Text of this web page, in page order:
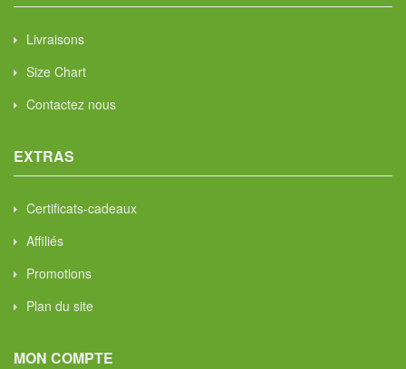
Livraisons
Size Chart
Contactez nous
EXTRAS
Certificats-cadeaux
Affiliés
Promotions
Plan du site
MON COMPTE